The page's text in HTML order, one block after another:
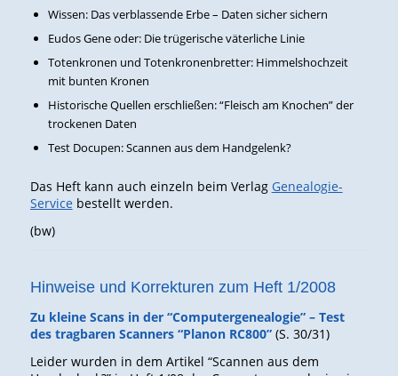
Wissen: Das verblassende Erbe – Daten sicher sichern
Eudos Gene oder: Die trügerische väterliche Linie
Totenkronen und Totenkronenbretter: Himmelshochzeit
mit bunten Kronen
Historische Quellen erschließen: “Fleisch am Knochen” der
trockenen Daten
Test Docupen: Scannen aus dem Handgelenk?
Das Heft kann auch einzeln beim Verlag Genealogie-
Service bestellt werden.
(bw)
Hinweise und Korrekturen zum Heft 1/2008
Zu kleine Scans in der “Computergenealogie” – Test
des tragbaren Scanners “Planon RC800”(S. 30/31)
Leider wurden in dem Artikel “Scannen aus dem